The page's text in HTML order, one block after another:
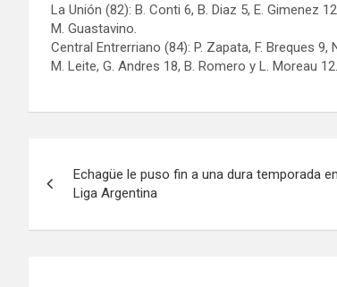
La Unión (82): B. Conti 6, B. Diaz 5, E. Gimenez
M. Guastavino.
Central Entrerriano (84): P. Zapata, F. Breques
M. Leite, G. Andres 18, B. Romero y L. Moreau
de
entradas
Echagüe le puso fin a una dura temporada
Liga Argentina